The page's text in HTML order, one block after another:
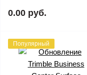
0.00 руб.
Популярный